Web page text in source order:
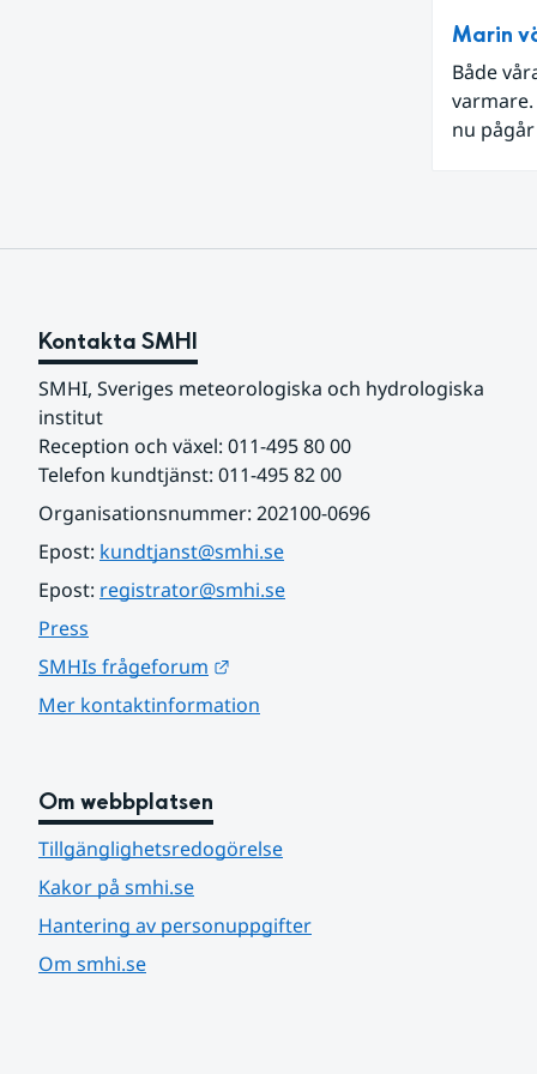
Marin
Både
nu
leda till
Kontakta SMHI
SMHI, Sveriges meteorologiska och hydrologiska
institut
Reception och växel: 011-495 80 00
Telefon kundtjänst: 011-495 82 00
Organisationsnummer: 202100-0696
Epost: kundtjanst@smhi.se
Epost: registrator@smhi.se
Press
SMHIs frågeforum
Mer kontaktinformation
Om webbplatsen
Tillgänglighetsredogörelse
Kakor på smhi.se
Hantering av personuppgifter
Om smhi.se